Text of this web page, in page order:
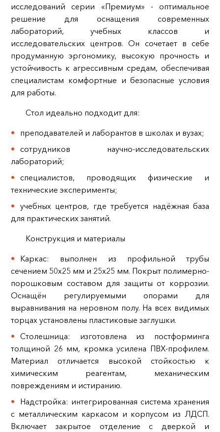
исследований серии «Премиум» - оптимальное
решение для оснащения современных
лабораторий, учебных классов и
исследовательских центров. Он сочетает в себе
продуманную эргономику, высокую прочность и
устойчивость к агрессивным средам, обеспечивая
специалистам комфортные и безопасные условия
для работы.
Стол идеально подходит для:
преподавателей и лаборантов в школах и вузах;
сотрудников научно-исследовательских
лабораторий;
специалистов, проводящих физические и
технические эксперименты;
учебных центров, где требуется надёжная база
для практических занятий.
Конструкция и материалы
Каркас: выполнен из профильной трубы
сечением 50х25 мм и 25х25 мм. Покрыт полимерно-
порошковым составом для защиты от коррозии.
Оснащён регулируемыми опорами для
выравнивания на неровном полу. На всех видимых
торцах установлены пластиковые заглушки.
Столешница: изготовлена из постформинга
толщиной 26 мм, кромка усилена ПВХ-профилем.
Материал отличается высокой стойкостью к
химическим реагентам, механическим
повреждениям и истиранию.
Надстройка: интегрированная система хранения
с металлическим каркасом и корпусом из ЛДСП.
Включает закрытое отделение с дверкой и